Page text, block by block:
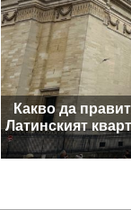
Какво да
Латинският